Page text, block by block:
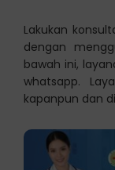
Lakukan
dengan
bawah ini,
whatsapp.
kapanpun dan